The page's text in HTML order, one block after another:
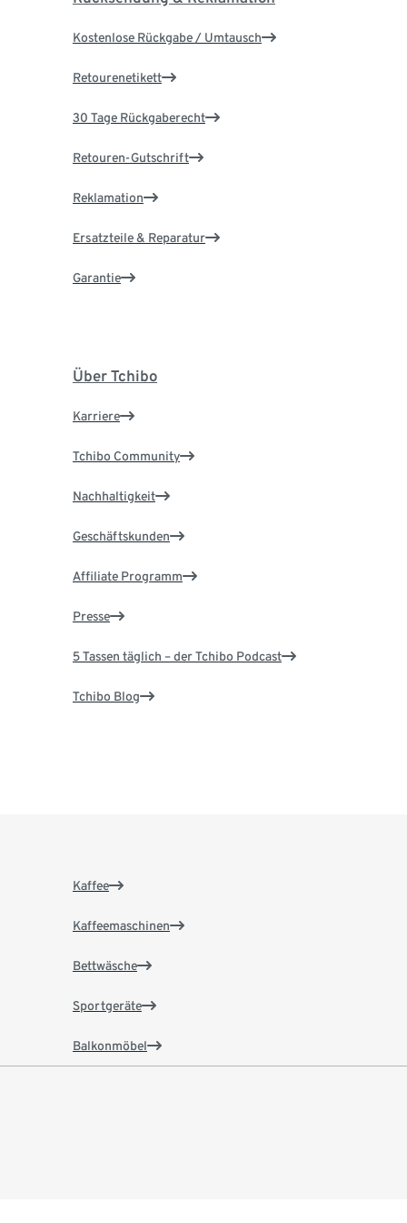
Kostenlose Rückgabe / Umtausch
Retourenetikett
30 Tage Rückgaberecht
Retouren-Gutschrift
Reklamation
Ersatzteile & Reparatur
Garantie
Über Tchibo
Karriere
Tchibo Community
Nachhaltigkeit
Geschäftskunden
Affiliate Programm
Presse
5 Tassen täglich – der Tchibo Podcast
Tchibo Blog
Kaffee
Kaffeemaschinen
Bettwäsche
Sportgeräte
Balkonmöbel